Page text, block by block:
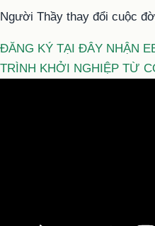
Người Thầy thay đổi cuộc
ĐĂNG KÝ TẠI ĐÂY NHẬN
TRÌNH KHỞI NGHIỆP TỪ